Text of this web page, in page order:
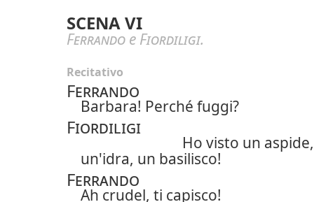
SCENA VI
Ferrando e Fiordiligi.
Recitativo
Ferrando
Barbara! Perché fuggi?
Fiordiligi
Ho visto un aspide,
un'idra, un basilisco!
Ferrando
Ah crudel, ti capisco!